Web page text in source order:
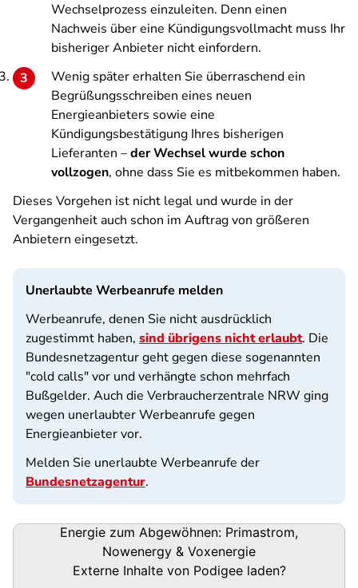
Wechselprozess einzuleiten. Denn einen
Nachweis über eine Kündigungsvollmacht muss Ihr
bisheriger Anbieter nicht einfordern.
Wenig später erhalten Sie überraschend ein
Begrüßungsschreiben eines neuen
Energieanbieters sowie eine
Kündigungsbestätigung Ihres bisherigen
Lieferanten –der Wechsel wurde schon
vollzogen, ohne dass Sie es mitbekommen haben.
Dieses Vorgehen ist nicht legal und wurde in der
Vergangenheit auch schon im Auftrag von größeren
Anbietern eingesetzt.
Unerlaubte Werbeanrufe melden
Werbeanrufe, denen Sie nicht ausdrücklich
zugestimmt haben, sind übrigens nicht erlaubt. Die
Bundesnetzagentur geht gegen diese sogenannten
"cold calls" vor und verhängte schon mehrfach
Bußgelder. Auch die Verbraucherzentrale NRW ging
wegen unerlaubter Werbeanrufe gegen
Energieanbieter vor.
Melden Sie unerlaubte Werbeanrufe der
Bundesnetzagentur.
Podigee-Energie zum Abgewöhnen: Primastrom,
Nowenergy & Voxenergie
Externe Inhalte von Podigeeladen?